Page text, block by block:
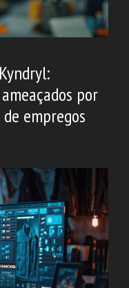
por
empregos